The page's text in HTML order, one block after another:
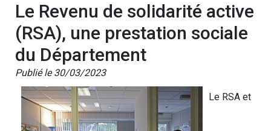
Le Revenu de solidarité active
(RSA), une prestation sociale
du Département
Publié le 30/03/2023
Le RSA et